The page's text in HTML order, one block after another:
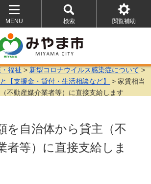
MENU
を
開
く
検索
を
開
く
閲覧補助
を
福祉 > 新型コロナウイルス感染症について >
【支援金・貸付・生活相談など】
> 家賃相当
不動産媒介業者等）に直接支給します
を自治体から貸主（不
者等）に直接支給しま